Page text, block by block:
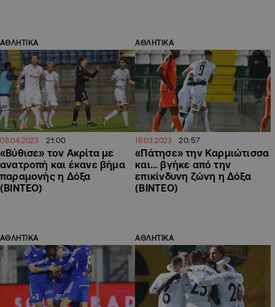
ΑΘΛΗΤΙΚΑ
08.04.2023 21:00
«Βύθισε» τον Ακρίτα με
ανατροπή και έκανε βήμα
παραμονής η Δόξα
(ΒΙΝΤΕΟ)
ΑΘΛΗΤΙΚΑ
16.03.2023 20:57
«Πάτησε» την Καρμιώτισσα
και… βγήκε από την
επικίνδυνη ζώνη η Δόξα
(ΒΙΝΤΕΟ)
ΑΘΛΗΤΙΚΑ ΑΘΛΗΤΙΚΑ